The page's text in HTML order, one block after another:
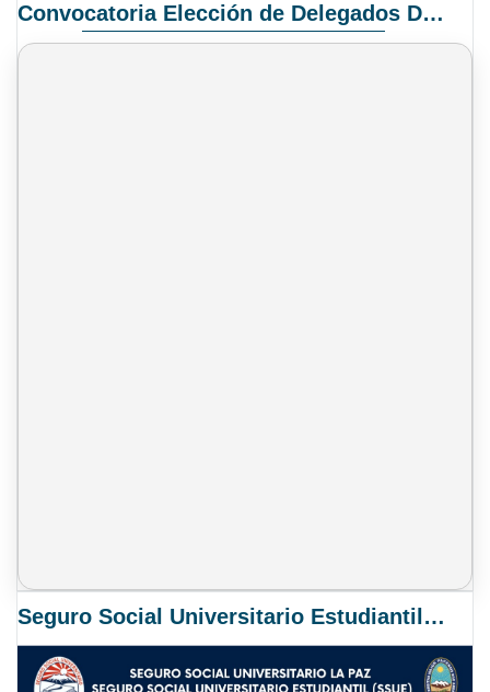
Convocatoria Elección de Delegados Docentes para el XIV Congreso Nacional de Universidades
Seguro Social Universitario Estudiantil SSUE